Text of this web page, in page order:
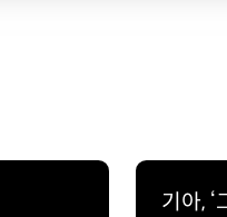
기아,